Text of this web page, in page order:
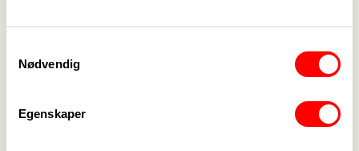
Nødvendig
Egenskaper
gitt færre utmeldinger og flere medlemmer, er han
– Har de først meldt seg ut, så er det kjørt. Vi